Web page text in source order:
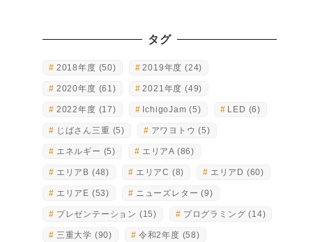
タグ
2018年度 (50) 2019年度 (24)
2020年度 (61) 2021年度 (49)
2022年度 (17) IchigoJam (5) LED (6)
じばさん三重 (5) アワヨトウ (5)
エネルギー (5) エリアA(86)
エリアB (48) エリアC (8) エリアD (60)
エリアE (53) ニューズレター (9)
プレゼンテーション (15) プログラミング (14)
三重大学 (90) 令和2年度 (58)